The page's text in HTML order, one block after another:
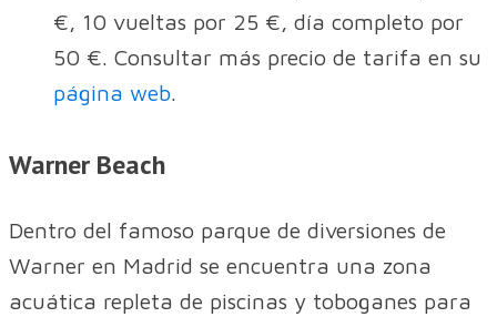
€, 10 vueltas por 25 €, día completo por
50 €. Consultar más precio de tarifa en su
página web
Warner Beach
Dentro del famoso parque de diversiones de
Warner en Madrid se encuentra una zona
acuática repleta de piscinas y toboganes para